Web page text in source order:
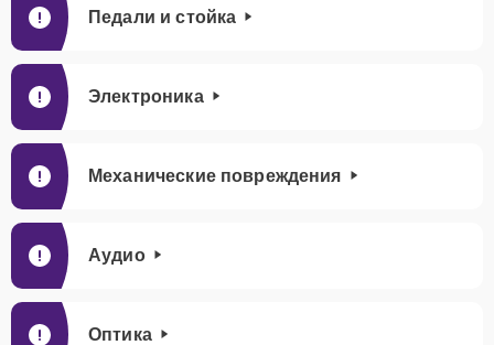
Педали и стойка
Электроника
Механические повреждения
Аудио
Оптика